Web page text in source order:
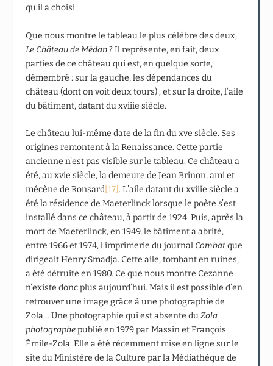
qu’il a choisi.
Que nous montre le tableau le plus célèbre des deux,
Le Château de Médan? Il représente, en fait, deux
parties de ce château qui est, en quelque sorte,
démembré : sur la gauche, les dépendances du
château (dont on voit deux tours) ; et sur la droite, l’aile
du bâtiment, datant du xviiie siècle.
Le château lui-même date de la fin du xve siècle. Ses
origines remontent à la Renaissance. Cette partie
ancienne n’est pas visible sur le tableau. Ce château a
été, au xvie siècle, la demeure de Jean Brinon, ami et
mécène de Ronsard [17]. L’aile datant du xviiie siècle a
été la résidence de Maeterlinck lorsque le poète s’est
installé dans ce château, à partir de 1924. Puis, après la
mort de Maeterlinck, en 1949, le bâtiment a abrité,
entre 1966 et 1974, l’imprimerie du journal Combatque
dirigeait Henry Smadja. Cette aile, tombant en ruines,
a été détruite en 1980. Ce que nous montre Cezanne
n’existe donc plus aujourd’hui. Mais il est possible d’en
retrouver une image grâce à une photographie de
Zola… Une photographie qui est absente duZola
photographepublié en 1979 par Massin et François
Émile-Zola. Elle a été récemment mise en ligne sur le
site du Ministère de la Culture par la Médiathèque de